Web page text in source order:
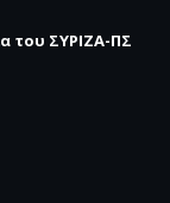
του ΣΥΡΙΖΑ-ΠΣ